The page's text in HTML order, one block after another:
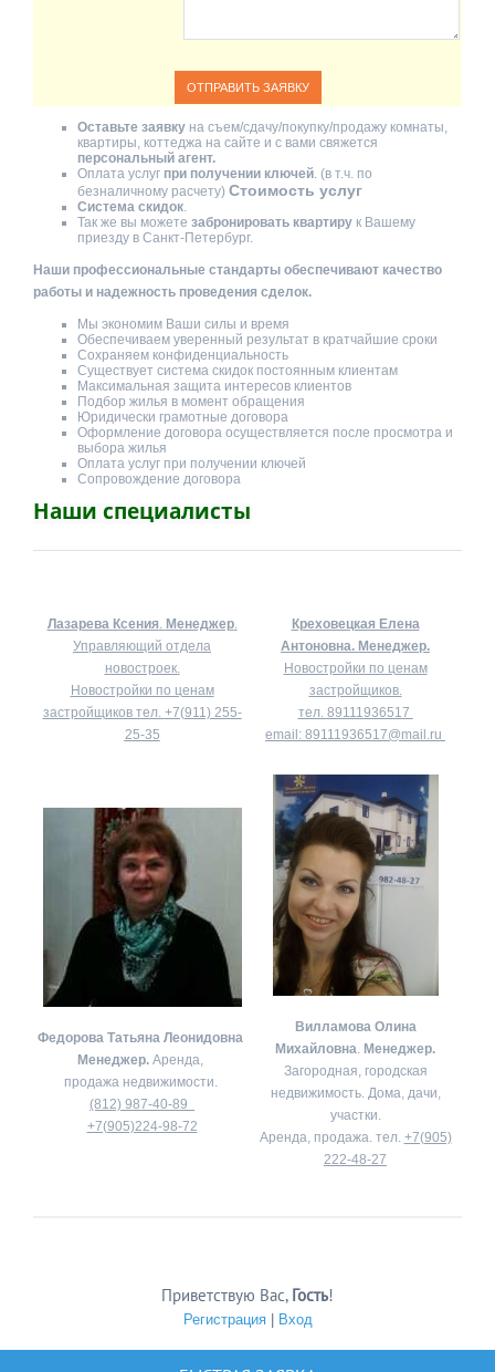
Оставьте заявку на съем/сдачу/покупку/продажу комнаты,
квартиры, коттеджа на сайте и с вами свяжется
персональный агент.
Оплата услуг при получении ключей . (в т.ч. по
безналичному расчету) Стоимость услуг
Система скидок
Так же вы можете забронировать квартиру к Вашему
приезду в Санкт-Петербург.
Наши профессиональные стандарты обеспечивают качество
работы и надежность проведения сделок.
Мы экономим Ваши силы и время
Обеспечиваем уверенный результат в кратчайшие сроки
Сохраняем конфиденциальность
Существует система скидок постоянным клиентам
Максимальная защита интересов клиентов
Подбор жилья в момент обращения
Юридически грамотные договора
Оформление договора осуществляется после просмотра и
выбора жилья
Оплата услуг при получении ключей
Сопровождение договора
Наши специалисты
Лазарева Ксения Менеджер.
Управляющий отдела
новостроек.
Новостройки по ценам
застройщиков тел. +7(911) 255-
25-35
Креховецкая Елена
Антоновна. Менеджер.
Новостройки по ценам
застройщиков.
тел. 89111936517
email: 89111936517@mail.ru
Федорова Татьяна Леонидовна
Менеджер. Аренда,
продажа недвижимости.
(812) 987-40-89
+7(905)224-98-72
Вилламова Олина
Михайловна Менеджер.
Загородная, городская
недвижимость. Дома, дачи,
участки.
Аренда, продажа. тел. +7(905)
222-48-27
Приветствую Вас, Гость!
Регистрация| Вход